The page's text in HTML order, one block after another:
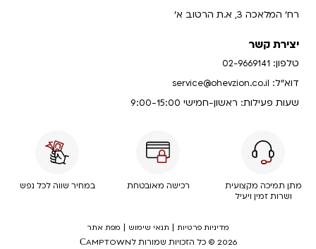
רח' המלאכה 3, א.ת הרטוב א'
יצירת קשר
טלפון: 02-9669141
דוא”ל: service@ohevzion.co.il
שעות פעילות: ראשון-חמישי 9:00-15:00
מתן תמיכה מקצועית
ושרות זמין ויעיל
רכישה מאובטחת במחיר שווה לכל נפש
מדיניות פרטיות | תנאי שימוש | מפת אתר
2026 © כל הזכויות שמורות לСAMPTOWN